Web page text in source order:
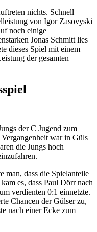
nichts. Schnell
von Igor Zasovyski
noch einige
Jonas Schmitt lies
dieses Spiel mit einem
der gesamten
der C Jugend zum
war in Güls
die Jungs hoch
man, dass die Spielanteile
es, dass Paul Dörr nach
verdienten 0:1 einnetzte.
Chancen der Gülser zu,
nach einer Ecke zum